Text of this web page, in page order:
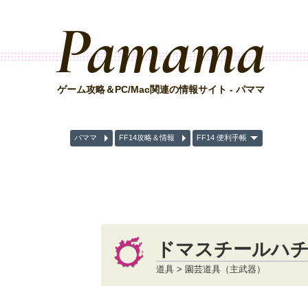
Pamama
ゲーム攻略＆PC/Mac関連の情報サイト - パママ
パママ FF14攻略＆情報 FF14 便利手帳
ドマスチールハ
道具 > 園芸道具（主武器）